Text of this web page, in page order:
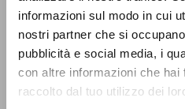
informazioni sul modo in cui
nostri partner che si
pubblicità e social media, i
con altre informazioni che hai
raccolto dal tuo utilizzo dei
Brahms JohannesComposer
Giussani LuigiAuthor
PHILIPS
The portal collects
writings of Luigi
bibliographic
languages, and